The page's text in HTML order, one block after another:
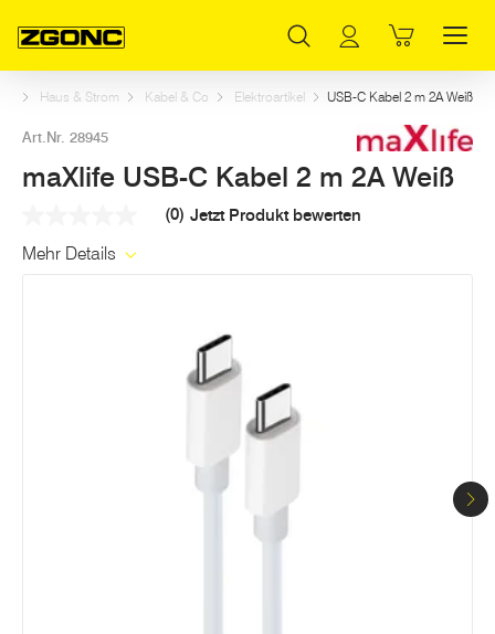
Haus & Strom Kabel & Co Elektroartikel USB-C Kabel 2 m 2A Weiß
Art.Nr. 28945
maXlife USB-C Kabel 2 m 2A Weiß
Link
(0) Jetzt Produkt bewerten
Mehr Details